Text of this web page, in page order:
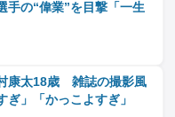
手の“偉業”を目撃「一生
康太18歳 雑誌の撮影風
ぎ」「かっこよすぎ」